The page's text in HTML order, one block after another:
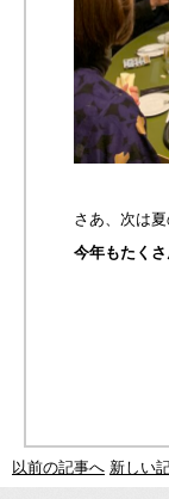
さあ、次は
今年もたく
以前の記事へ 新しい